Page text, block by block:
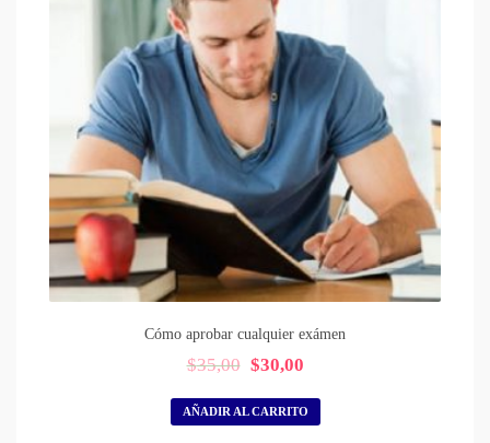
Cómo aprobar cualquier exámen
$35,00 El
original
$30,00El
actual
AÑADIR AL CARRITO